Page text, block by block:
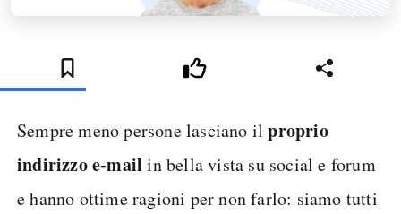
Sempre meno persone lasciano ilproprio
indirizzo e-mail in bella vista su social e forum
e hanno ottime ragioni per non farlo: siamo tutti